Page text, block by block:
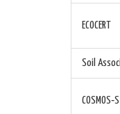
ECOCERT
Soil